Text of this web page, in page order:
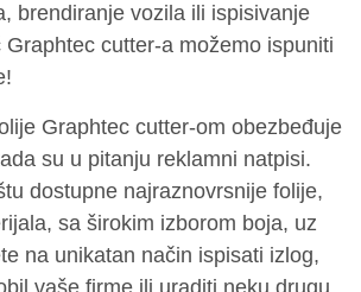
brendiranje vozila ili ispisivanje
cutter-a možemo ispuniti
Graphtec cutter-om obezbeđuje
su u pitanju reklamni natpisi.
dostupne najraznovrsnije folije,
sa širokim izborom boja, uz
na unikatan način ispisati izlog,
vaše firme ili uraditi neku drugu